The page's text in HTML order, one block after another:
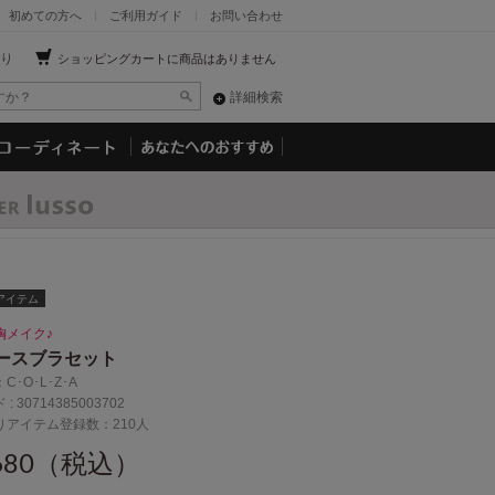
お問い合わせ
ご利用ガイド
初めての方へ
ショッピングカートに商品はありません
詳細検索
イテム
メイク♪
スブラセット
C･O･L･Z･A
: 30714385003702
アイテム登録数：210人
（税込）